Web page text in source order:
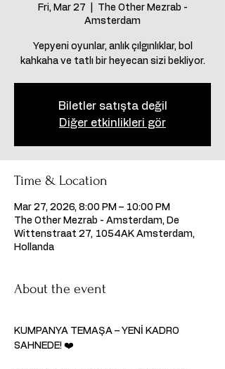
Fri, Mar 27
The Other Mezrab -
Amsterdam
Yepyeni oyunlar, anlık çılgınlıklar, bol
kahkaha ve tatlı bir heyecan sizi bekliyor.
Biletler satışta değil
Diğer etkinlikleri gör
Time & Location
Mar 27, 2026, 8:00 PM – 10:00 PM
The Other Mezrab - Amsterdam, De
Wittenstraat 27, 1054AK Amsterdam,
Hollanda
About the event
KUMPANYA TEMAŞA – YENİ KADRO
SAHNEDE! ❤️